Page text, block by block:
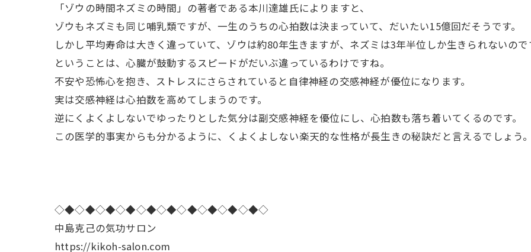
「ゾウの時間ネズミの時間」の著者である本川達雄氏によりますと、
ゾウもネズミも同じ哺乳類ですが、一生のうちの心拍数は決まっていて、だいたい15億回だそうです。
しかし平均寿命は大きく違っていて、ゾウは約80年生きますが、ネズミは3年半位しか生きられないので
ということは、心臓が鼓動するスピードがだいぶ違っているわけですね。
不安や恐怖心を抱き、ストレスにさらされていると自律神経の交感神経が優位になります。
実は交感神経は心拍数を高めてしまうのです。
逆にくよくよしないでゆったりとした気分は副交感神経を優位にし、心拍数も落ち着いてくるのです。
この医学的事実からも分かるように、くよくよしない楽天的な性格が長生きの秘訣だと言えるでしょう
◇◆◇◆◇◆◇◆◇◆◇◆◇◆◇◆◇◆◇◆◇
中島克己の気功サロン
https://kikoh-salon.com